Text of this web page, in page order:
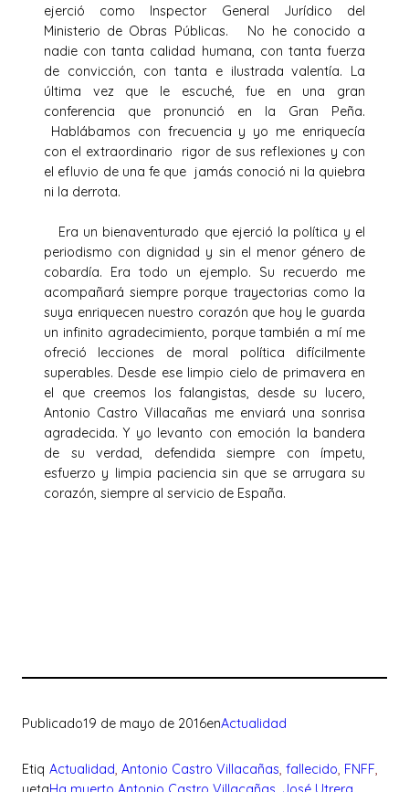
ejerció como Inspector General Jurídico del
Ministerio de Obras Públicas. No he conocido a
nadie con tanta calidad humana, con tanta fuerza
de convicción, con tanta e ilustrada valentía. La
última vez que le escuché, fue en una gran
conferencia que pronunció en la Gran Peña.
Hablábamos con frecuencia y yo me enriquecía
con el extraordinario rigor de sus reflexiones y con
el efluvio de una fe que jamás conoció ni la quiebra
ni la derrota.
Era un bienaventurado que ejerció la política y el
periodismo con dignidad y sin el menor género de
cobardía. Era todo un ejemplo. Su recuerdo me
acompañará siempre porque trayectorias como la
suya enriquecen nuestro corazón que hoy le guarda
un infinito agradecimiento, porque también a mí me
ofreció lecciones de moral política difícilmente
superables. Desde ese limpio cielo de primavera en
el que creemos los falangistas, desde su lucero,
Antonio Castro Villacañas me enviará una sonrisa
agradecida. Y yo levanto con emoción la bandera
de su verdad, defendida siempre con ímpetu,
esfuerzo y limpia paciencia sin que se arrugara su
corazón, siempre al servicio de España.
Publicado19 de mayo de 2016enActualidad
Etiq Actualidad, Antonio Castro Villacañas, fallecido, FNFF